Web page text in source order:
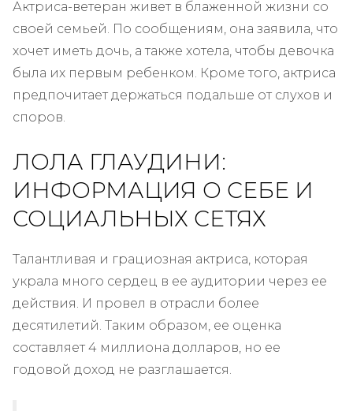
Актриса-ветеран живет в блаженной жизни со
своей семьей. По сообщениям, она заявила, что
хочет иметь дочь, а также хотела, чтобы девочка
была их первым ребенком. Кроме того, актриса
предпочитает держаться подальше от слухов и
споров.
ЛОЛА ГЛАУДИНИ:
ИНФОРМАЦИЯ О СЕБЕ И
СОЦИАЛЬНЫХ СЕТЯХ
Талантливая и грациозная актриса, которая
украла много сердец в ее аудитории через ее
действия. И провел в отрасли более
десятилетий. Таким образом, ее оценка
составляет 4 миллиона долларов, но ее
годовой доход не разглашается.